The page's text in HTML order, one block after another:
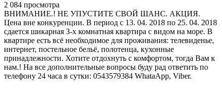
2 084 просмотра
ВНИМАНИЕ.! НЕ УПУСТИТЕ СВОЙ ШАНС. АКЦИЯ.
Цена вне конкуренции. В период с 13. 04. 2018 по 25. 04. 2018
сдается шикарная 3-х комнатная квартира с видом на море. В
квартире есть всё необходимое для проживания: телевиденье,
интернет, постельное бельё, полотенца, кухонные
принадлежности. Хотите отдохнуть с комфортом, тогда Вам к
нам.! На все дополнительные вопросы буду рад ответить по
телефону 24 часа в сутки: 0543579384 WhataApp, Viber.